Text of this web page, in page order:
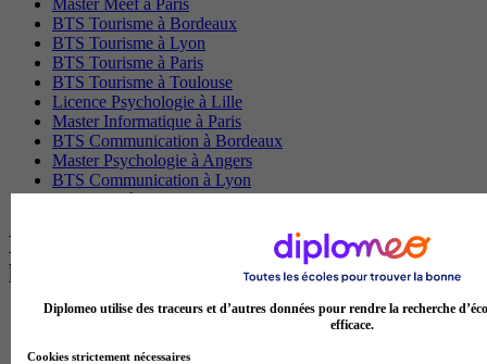
BTS Tourisme à Bordeaux
BTS Tourisme à Lyon
BTS Tourisme à Paris
BTS Tourisme à Toulouse
Licence Psychologie à Lille
Master Informatique à Paris
BTS Communication à Bordeaux
Master Psychologie à Angers
BTS Communication à Lyon
BTS Ndrc à Lyon
Les intitulés de diplôme par alternance
les plus recherchés
BTS Esf en alternance
BTS Mco en alternance
Diplomeo utilise des traceurs et d’autres données pour rendre la recherche
efficace.
Cookies strictement nécessaires